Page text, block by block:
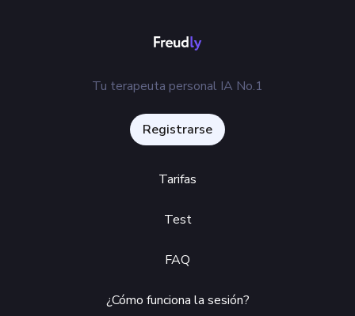
Tu terapeuta personal IA No.1
Registrarse
Tarifas
Test
FAQ
¿Cómo funciona la sesión?